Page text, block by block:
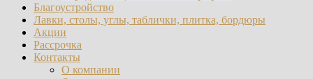
Благоустройство
Лавки, столы, углы, таблички, плитка, бордюры
Акции
Рассрочка
Контакты
О компании